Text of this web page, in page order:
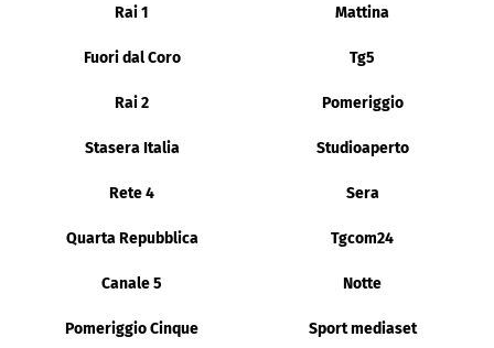
Rai 1 Mattina
Fuori dal Coro Tg5
Rai 2 Pomeriggio
Stasera Italia Studioaperto
Rete 4 Sera
Quarta Repubblica Tgcom24
Canale 5 Notte
Pomeriggio Cinque Sport mediaset